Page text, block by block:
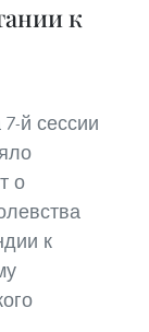
к
й сессии
о
к